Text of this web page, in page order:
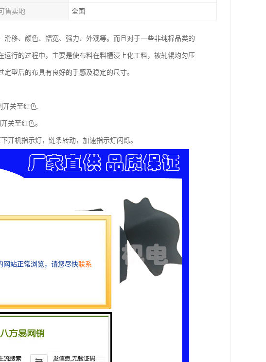
售卖地 全国
移、颜色、幅宽、强力、外观等。而且对于一些非纯棉品类的
行的过程中，主要是使布料在料槽浸上化工料，被轧辊均匀压
型后的布具有良好的手感及稳定的尺寸。
开关至红色.
关至红色。
开机指示灯，链条转动，加速指示灯闪烁。